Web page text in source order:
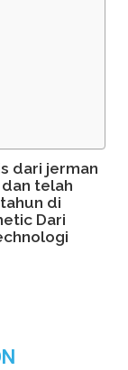
dari jerman
telah
di
Dari